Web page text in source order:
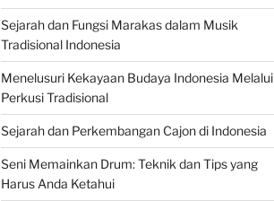
Sejarah dan Fungsi Marakas dalam Musik
Tradisional Indonesia
Menelusuri Kekayaan Budaya Indonesia Melalui
Perkusi Tradisional
Sejarah dan Perkembangan Cajon di Indonesia
Seni Memainkan Drum: Teknik dan Tips yang
Harus Anda Ketahui